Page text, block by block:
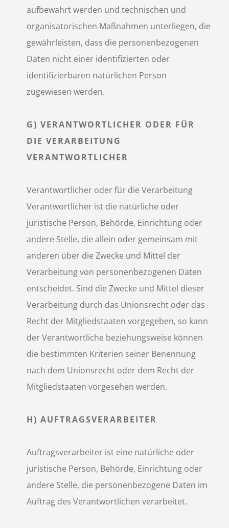
aufbewahrt werden und technischen und
organisatorischen Maßnahmen unterliegen, die
gewährleisten, dass die personenbezogenen
Daten nicht einer identifizierten oder
identifizierbaren natürlichen Person
zugewiesen werden.
G) VERANTWORTLICHER ODER FÜR
DIE VERARBEITUNG
VERANTWORTLICHER
Verantwortlicher oder für die Verarbeitung
Verantwortlicher ist die natürliche oder
juristische Person, Behörde, Einrichtung oder
andere Stelle, die allein oder gemeinsam mit
anderen über die Zwecke und Mittel der
Verarbeitung von personenbezogenen Daten
entscheidet. Sind die Zwecke und Mittel dieser
Verarbeitung durch das Unionsrecht oder das
Recht der Mitgliedstaaten vorgegeben, so kann
der Verantwortliche beziehungsweise können
die bestimmten Kriterien seiner Benennung
nach dem Unionsrecht oder dem Recht der
Mitgliedstaaten vorgesehen werden.
H) AUFTRAGSVERARBEITER
Auftragsverarbeiter ist eine natürliche oder
juristische Person, Behörde, Einrichtung oder
andere Stelle, die personenbezogene Daten im
Auftrag des Verantwortlichen verarbeitet.